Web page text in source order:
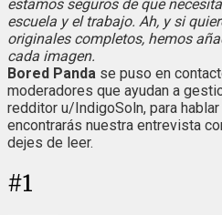
estamos seguros de que
escuela y el trabajo. Ah, y si
originales completos, hemos
cada imagen.
Bored Panda se puso en
moderadores que ayudan a
redditor u/IndigoSoln, para
encontrarás nuestra entrevista
dejes de leer.
#1